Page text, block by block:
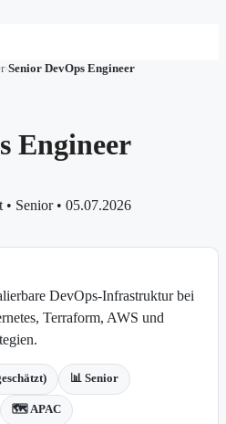
›Senior DevOps Engineer
Engineer
• Senior • 05.07.2026
DevOps-Infrastruktur bei
Terraform, AWS und
📊 Senior
🗺️ APAC